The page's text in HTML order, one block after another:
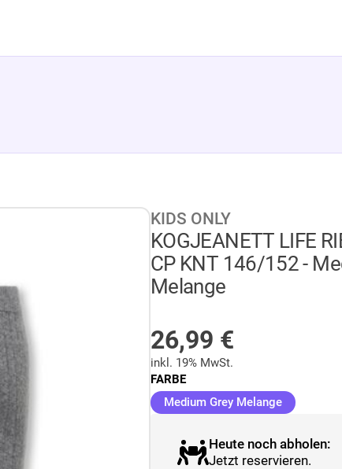
KIDS ONLY
KOGJEANETT LIFE
CP KNT 146/152 -
Melange
26,99 €
inkl. 19% MwSt.
FARBE
Medium Grey Melange
Heute noch abholen:
Jetzt reservieren.